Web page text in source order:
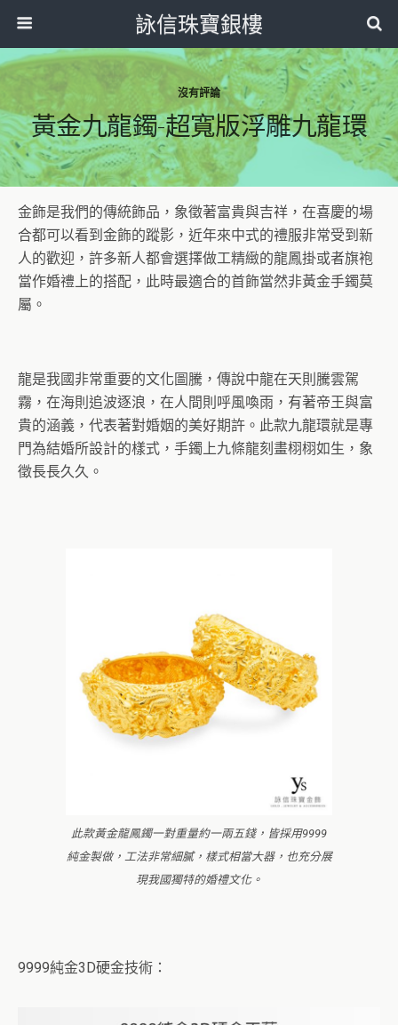
詠信珠寶銀樓
沒有評論
黃金九龍鐲-超寬版浮雕九龍環
金飾是我們的傳統飾品，象徵著富貴與吉祥，在喜慶的場
合都可以看到金飾的蹤影，近年來中式的禮服非常受到新
人的歡迎，許多新人都會選擇做工精緻的龍鳳掛或者旗袍
當作婚禮上的搭配，此時最適合的首飾當然非黃金手鐲莫
屬。
龍是我國非常重要的文化圖騰，傳說中龍在天則騰雲駕
霧，在海則追波逐浪，在人間則呼風喚雨，有著帝王與富
貴的涵義，代表著對婚姻的美好期許。此款九龍環就是專
門為結婚所設計的樣式，手鐲上九條龍刻畫栩栩如生，象
徵長長久久。
此款黃金龍鳳鐲一對重量約一兩五錢，皆採用9999
純金製做，工法非常細膩，樣式相當大器，也充分展
現我國獨特的婚禮文化。
9999純金3D硬金技術：